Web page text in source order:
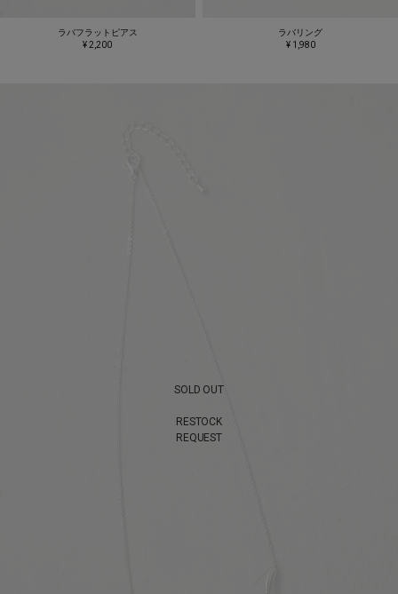
ラバフラットピアス
¥ 2,200
ラバリング
¥ 1,980
SOLD OUT
RESTOCK
REQUEST